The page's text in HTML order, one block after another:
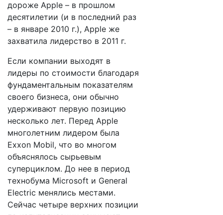
дороже Apple – в прошлом
десятилетии (и в последний раз
– в январе 2010 г.), Apple же
захватила лидерство в 2011 г.
Если компании выходят в
лидеры по стоимости благодаря
фундаментальным показателям
своего бизнеса, они обычно
удерживают первую позицию
несколько лет. Перед Apple
многолетним лидером была
Exxon Mobil, что во многом
объяснялось сырьевым
суперциклом. До нее в период
технобума Microsoft и General
Electric менялись местами.
Сейчас четыре верхних позиции